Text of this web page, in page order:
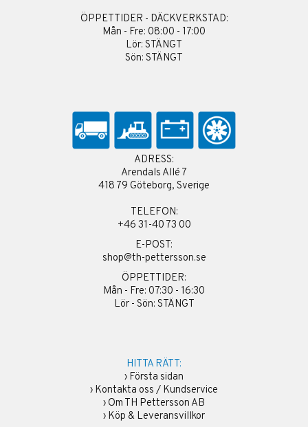
ÖPPETTIDER - DÄCKVERKSTAD:
Mån - Fre: 08:00 - 17:00
Lör: STÄNGT
Sön: STÄNGT
ADRESS:
Arendals Allé 7
418 79 Göteborg, Sverige
TELEFON:
+46 31-40 73 00
E-POST:
shop@th-pettersson.se
ÖPPETTIDER:
Mån - Fre: 07:30 - 16:30
Lör - Sön: STÄNGT
HITTA RÄTT:
› Första sidan
› Kontakta oss / Kundservice
› Om TH Pettersson AB
› Köp & Leveransvillkor